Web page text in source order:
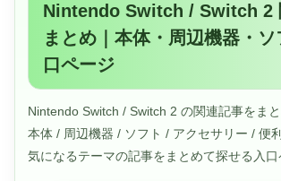
Nintendo Switch / Switch 2
まとめ｜本体・周辺機器・ソ
口ページ
Nintendo Switch / Switch 2 の関連記事をまと
本体 / 周辺機器 / ソフト / アクセサリー / 便
気になるテーマの記事をまとめて探せる入口